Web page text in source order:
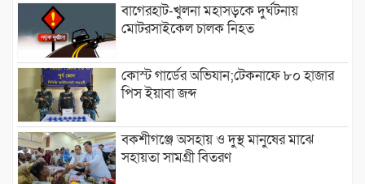
বাগেরহাট-খুলনা মহাসড়কে ‌দুর্ঘটনায়
মোটরসাইকেল চালক নিহত
কোস্ট গার্ডের অভিযান;টেকনাফে ৮০ হাজার
পিস ইয়াবা জব্দ
বকশীগঞ্জে অসহায় ও দুস্থ মানুষের মাঝে
সহায়তা সামগ্রী বিতরণ